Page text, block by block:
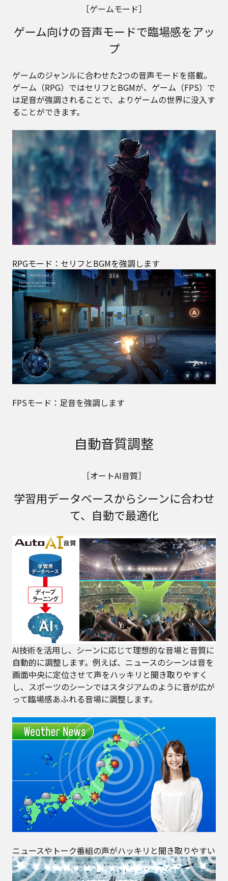
［ゲームモード］
ゲーム向けの音声モードで臨場感をアッ
プ
ゲームのジャンルに合わせた2つの音声モードを搭載。
ゲーム（RPG）ではセリフとBGMが、ゲーム（FPS）で
は足音が強調されることで、よりゲームの世界に没入す
ることができます。
RPGモード：セリフとBGMを強調します
FPSモード：足音を強調します
自動音質調整
［オートAI音質］
学習用データベースからシーンに合わせ
て、自動で最適化
AI技術を活用し、シーンに応じて理想的な音場と音質に
自動的に調整します。例えば、ニュースのシーンは音を
画面中央に定位させて声をハッキリと聞き取りやすく
し、スポーツのシーンではスタジアムのように音が広が
って臨場感あふれる音場に調整します。
ニュースやトーク番組の声がハッキリと聞き取りやすい